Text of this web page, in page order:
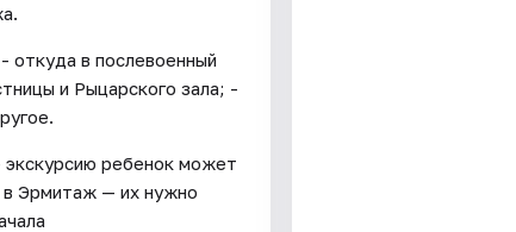
в послевоенный
и Рыцарского зала; -
ребенок может
в Эрмитаж — их нужно